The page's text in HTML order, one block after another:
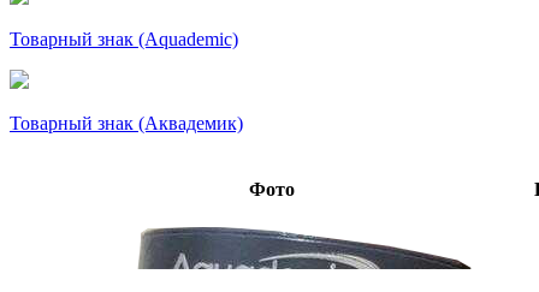
Товарный знак (Aquademic)
Товарный знак (Аквадемик)
Фото